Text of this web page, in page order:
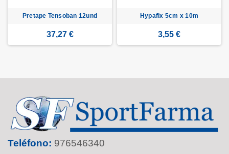
Pretape Tensoban 12und
37,27 €
Hypafix 5cm x 10m
3,55 €
Teléfono: 976546340